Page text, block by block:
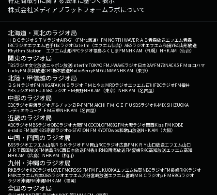
株式会社メディアプラットフォームラボについて
北海道・東北のラジオ局
ＨＢＣラジオＳＴＶラジオAIR-G'（FM北海道） FM NORTH WAVEＲＡＢ青森放送エフエム青森
IBCラジオエフエム岩手tbcラジオDate fm（エフエム仙台） ABSラジオエフエム秋田YBC山形放送
Rhythm Station エフエム山形RFCラジオ福島ふくしまFMNHK AM（札幌） NHK AM（仙台）
関東のラジオ局
TBSラジオ文化放送ニッポン放送interfmTOKYO FMJ-WAVEラジオ日本BAYFM78NACK5 ＦＭヨコハマ
LuckyFM 茨城放送CRT栃木放送RadioBerryFM GUNMANHK AM（東京）
北陸・甲信越のラジオ局
ＢＳＮラジオFM NIIGATAＫＮＢラジオ ＦＭとやまMROラジオエフエム石川FBCラジオFM福井
YBSラジオFM FUJISBCラジオ ＦＭ長野NHK AM（東京） NHK AM（名古屋）
中部のラジオ局
CBCラジオ東海ラジオぎふチャンZIP-FMFM AICHI ＦＭ ＧＩＦＵ SBSラジオK-MIX SHIZUOKA
レディオキューブ ＦＭ三重NHK AM（名古屋）
近畿のラジオ局
ABCラジオMBSラジオOBCラジオ大阪FM COCOLOFM802FM大阪ラジオ関西Kiss FM KOBE
e-radio FM滋賀KBS京都ラジオα-STATION FM KYOTOwbs和歌山放送NHK AM（大阪）
中国・四国のラジオ局
BSSラジオエフエム山陰ＲＳＫラジオ ＦＭ岡山RCCラジオ広島FM ＫＲＹ山口放送エフエム山口
ＪＲＴ四国放送FM徳島RNC西日本放送FM香川RNB南海放送FM愛媛RKC高知放送エフエム高知
NHK AM（広島） NHK AM（松山）
九州・沖縄のラジオ局
RKBラジオKBCラジオLOVE FMCROSS FMFM FUKUOKAエフエム佐賀NBCラジオFM長崎RKKラジオ
FMKエフエム熊本OBSラジオエフエム大分宮崎放送エフエム宮崎ＭＢＣラジオμＦＭRBCiラジオ
ラジオ沖縄FM沖縄NHK AM（福岡）
全国のラジオ局